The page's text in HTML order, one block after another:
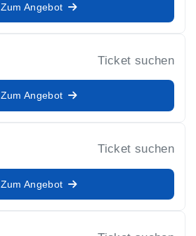
Zum Angebot
Ticket suchen
Zum Angebot
Ticket suchen
Zum Angebot